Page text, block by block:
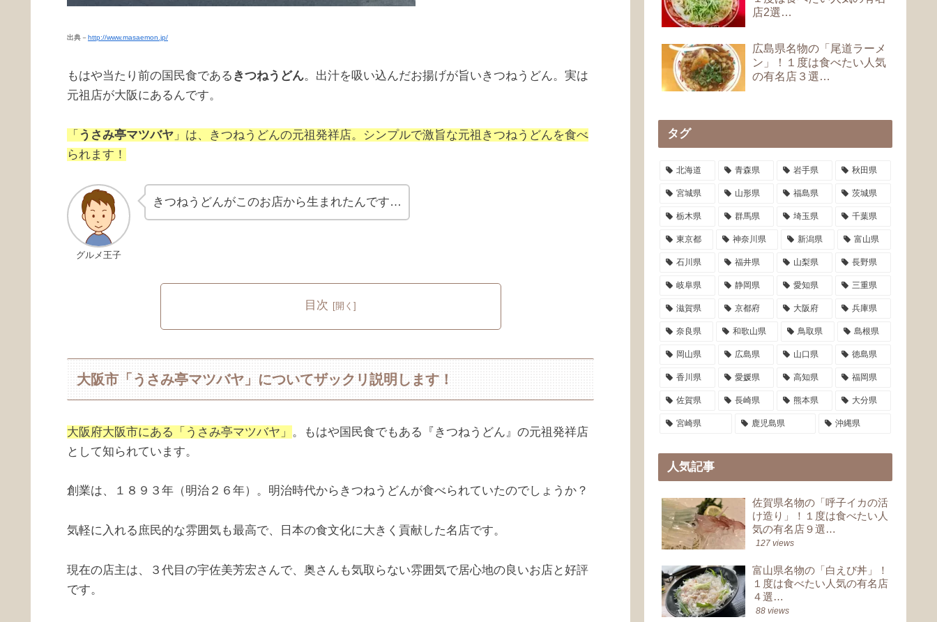
出典－ http://www.masaemon.jp/
もはや当たり前の国民食である きつねうどん。出汁を吸い込んだお揚げが旨いきつねうどん。実は
元祖店が大阪にあるんです。
「 うさみ亭マツバヤ 」は、きつねうどんの元祖発祥店。シンプルで激旨な元祖きつねうどんを食べ
られます！
グルメ王子
きつねうどんがこのお店から生まれたんです…
目次
大阪市「うさみ亭マツバヤ」についてザックリ説明します！
大阪府大阪市にある「うさみ亭マツバヤ」
。もはや国民食でもある『きつねうどん』の元祖発祥店
として知られています。
創業は、１８９３年（明治２６年）。明治時代からきつねうどんが食べられていたのでしょうか？
気軽に入れる庶民的な雰囲気も最高で、日本の食文化に大きく貢献した名店です。
現在の店主は、３代目の宇佐美芳宏さんで、奥さんも気取らない雰囲気で居心地の良いお店と好評
です。
店2選…
広島県名物の「尾道ラーメ
ン」！１度は食べたい人気
の有名店３選…
タグ
北海道 青森県 岩手県 秋田県
宮城県 山形県 福島県 茨城県
栃木県 群馬県 埼玉県 千葉県
東京都 神奈川県 新潟県 富山県
石川県 福井県 山梨県 長野県
岐阜県 静岡県 愛知県 三重県
滋賀県 京都府 大阪府 兵庫県
奈良県 和歌山県 鳥取県 島根県
岡山県 広島県 山口県 徳島県
香川県 愛媛県 高知県 福岡県
佐賀県 長崎県 熊本県 大分県
宮崎県 鹿児島県 沖縄県
人気記事
佐賀県名物の「呼子イカの活
け造り」！１度は食べたい人
気の有名店９選…
127 views
富山県名物の「白えび丼」！
１度は食べたい人気の有名店
４選…
88 views